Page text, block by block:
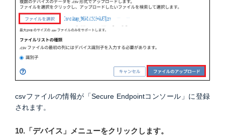
csvファイルの情報が「Secure Endpointコンソール」に登録
されます。
10.「デバイス」メニューをクリックします。